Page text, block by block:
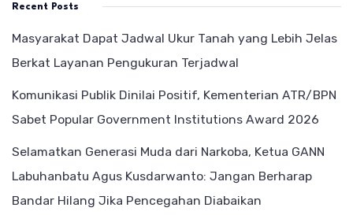
Recent Posts
Masyarakat Dapat Jadwal Ukur Tanah yang Lebih Jelas
Berkat Layanan Pengukuran Terjadwal
Komunikasi Publik Dinilai Positif, Kementerian ATR/BPN
Sabet Popular Government Institutions Award 2026
Selamatkan Generasi Muda dari Narkoba, Ketua GANN
Labuhanbatu Agus Kusdarwanto: Jangan Berharap
Bandar Hilang Jika Pencegahan Diabaikan